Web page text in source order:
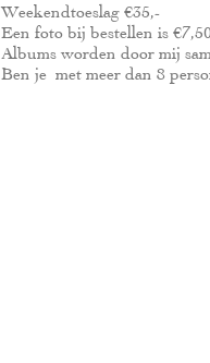
Weekendtoeslag €35,-
Een foto bij bestellen is
Albums worden door mij
Ben je met meer dan 8